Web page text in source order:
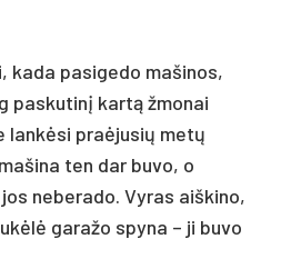
kada pasigedo mašinos,
paskutinį kartą žmonai
lankėsi praėjusių metų
ten dar buvo, o
neberado. Vyras aiškino,
garažo spyna – ji buvo